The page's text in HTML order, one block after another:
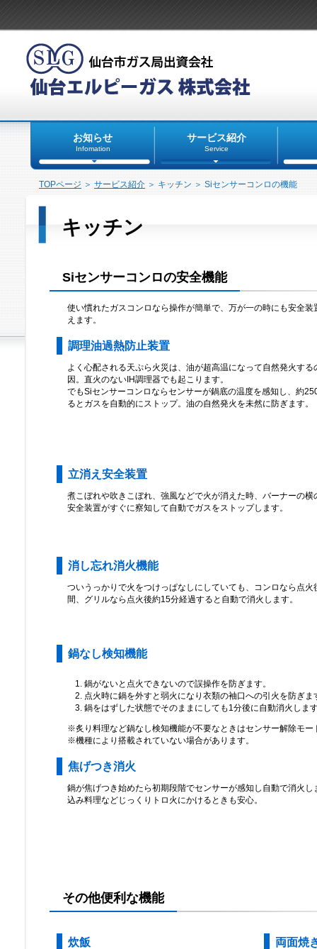
お知らせ
Infomation
サービス紹介
Service
TOPページ ＞ サービス紹介 ＞ キッチン ＞ Siセンサーコンロの機能
キッチン
Siセンサーコンロの安全機能
使い慣れたガスコンロなら操作が簡単で、万が一の時にも安全
えます。
調理油過熱防止装置
よく心配される天ぷら火災は、油が超高温になって自然発火する
因。直火のないIH調理器でも起こります。
でもSiセンサーコンロならセンサーが鍋底の温度を感知し、約
るとガスを自動的にストップ。油の自然発火を未然に防ぎます。
立消え安全装置
煮こぼれや吹きこぼれ、強風などで火が消えた時、バーナーの横
安全装置がすぐに察知して自動でガスをストップします。
消し忘れ消火機能
ついうっかりで火をつけっぱなしにしていても、コンロなら点火
間、グリルなら点火後約15分経過すると自動で消火します。
鍋なし検知機能
鍋がないと点火できないので誤操作を防ぎます。
点火時に鍋を外すと弱火になり衣類の袖口への引火を防ぎま
鍋をはずした状態でそのままにしても1分後に自動消火しま
※炙り料理など鍋なし検知機能が不要なときはセンサー解除モー
※機種により搭載されていない場合があります。
焦げつき消火
鍋が焦げつき始めたら初期段階でセンサーが感知し自動で消火し
込み料理などじっくりトロ火にかけるときも安心。
その他便利な機能
炊飯 両面焼